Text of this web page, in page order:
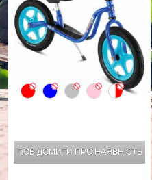
ПОВІДОМИТИ ПРО НАЯВНІСТЬ